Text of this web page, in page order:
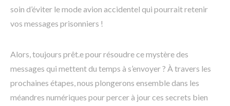
soin d’éviter le mode avion accidentel qui pourrait retenir
vos messages prisonniers !
Alors, toujours prêt.e pour résoudre ce mystère des
messages qui mettent du temps à s’envoyer ? À travers les
prochaines étapes, nous plongerons ensemble dans les
méandres numériques pour percer à jour ces secrets bien